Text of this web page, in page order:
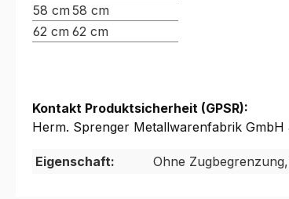
58 cm 58 cm
62 cm 62 cm
Kontakt Produktsicherheit (GPSR):
Herm. Sprenger Metallwarenfabrik GmbH
Eigenschaft: Ohne